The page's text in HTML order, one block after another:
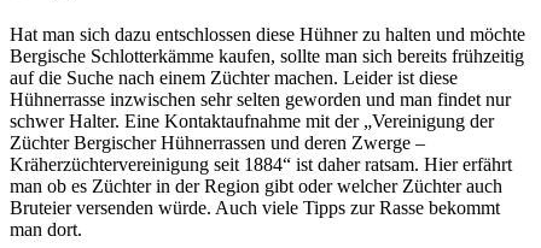
Hat man sich dazu entschlossen diese Hühner zu halten und möchte
Bergische Schlotterkämme kaufen, sollte man sich bereits frühzeitig
auf die Suche nach einem Züchter machen. Leider ist diese
Hühnerrasse inzwischen sehr selten geworden und man findet nur
schwer Halter. Eine Kontaktaufnahme mit der „Vereinigung der
Züchter Bergischer Hühnerrassen und deren Zwerge –
Kräherzüchtervereinigung seit 1884“ ist daher ratsam. Hier erfährt
man ob es Züchter in der Region gibt oder welcher Züchter auch
Bruteier versenden würde. Auch viele Tipps zur Rasse bekommt
man dort.